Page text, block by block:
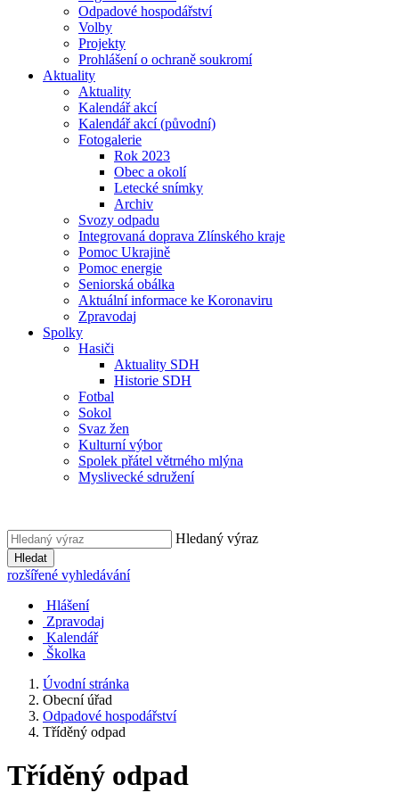
Odpadové hospodářství
Volby
Projekty
Prohlášení o ochraně soukromí
Aktuality
Aktuality
Kalendář akcí
Kalendář akcí (původní)
Fotogalerie
Rok 2023
Obec a okolí
Letecké snímky
Archiv
Svozy odpadu
Integrovaná doprava Zlínského kraje
Pomoc Ukrajině
Pomoc energie
Seniorská obálka
Aktuální informace ke Koronaviru
Zpravodaj
Spolky
Hasiči
Aktuality SDH
Historie SDH
Fotbal
Sokol
Svaz žen
Kulturní výbor
Spolek přátel větrného mlýna
Myslivecké sdružení
Hledaný výraz
Hledat
rozšířené vyhledávání
Hlášení
Zpravodaj
Kalendář
Školka
Úvodní stránka
Obecní úřad
Odpadové hospodářství
Tříděný odpad
Tříděný odpad